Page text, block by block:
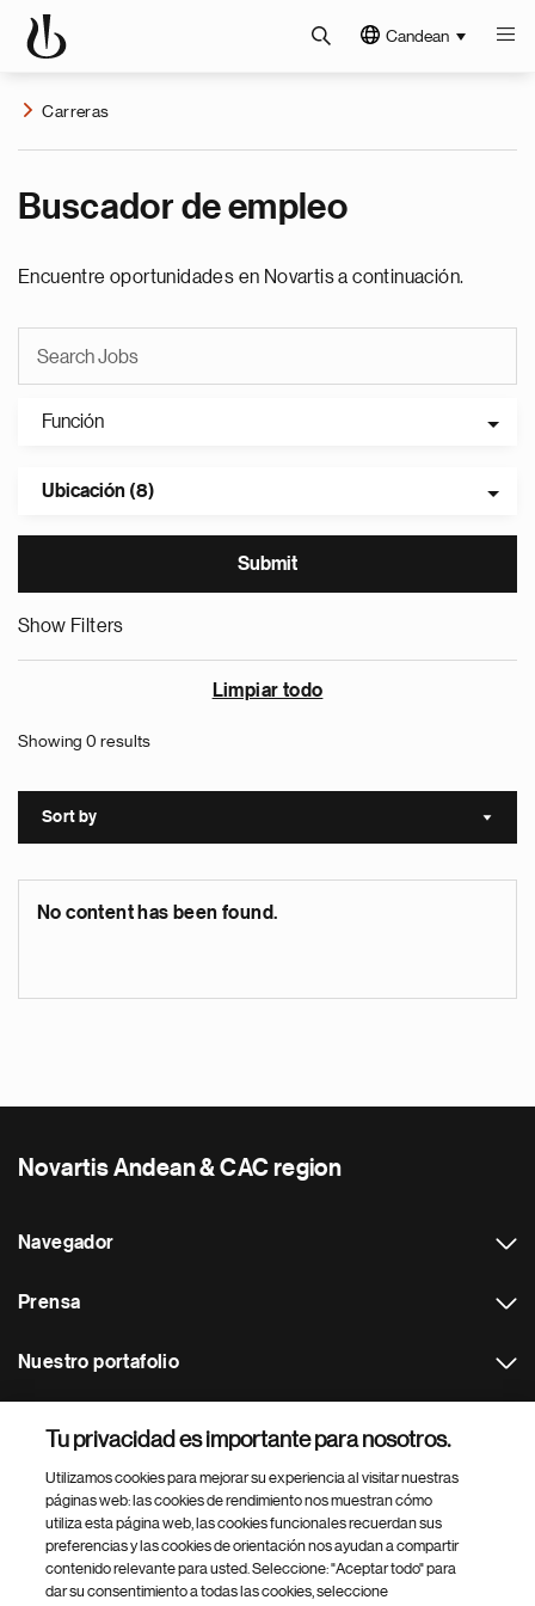
Candean
Carreras
Buscador de empleo
Encuentre oportunidades en Novartis a continuación.
Función
Ubicación (8)
Show Filters
Limpiar todo
Showing 0 results
Sort by Sort
No content has been found.
Novartis Andean & CAC region
Navegador
Prensa
Nuestro portafolio
Footer Site Search
Tu privacidad es importante para nosotros.
Utilizamos cookies para mejorar su experiencia al visitar nuestras
páginas web: las cookies de rendimiento nos muestran cómo
utiliza esta página web, las cookies funcionales recuerdan sus
preferencias y las cookies de orientación nos ayudan a compartir
contenido relevante para usted. Seleccione: "Aceptar todo" para
dar su consentimiento a todas las cookies, seleccione